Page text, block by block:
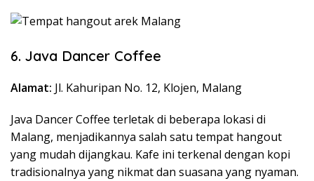
6. Java Dancer Coffee
Alamat: Jl. Kahuripan No. 12, Klojen, Malang
Java Dancer Coffee terletak di beberapa lokasi di
Malang, menjadikannya salah satu tempat hangout
yang mudah dijangkau. Kafe ini terkenal dengan kopi
tradisionalnya yang nikmat dan suasana yang nyaman.